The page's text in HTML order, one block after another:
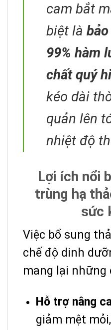
cam bắt
biệt là
99% hàm
chất quý
kéo dài
quản lên
nhiệt độ
Lợi ích nổi
trùng hạ
sức
Việc bổ sung
chế độ dinh
mang lại những
Hỗ trợ nâng
giảm mệt